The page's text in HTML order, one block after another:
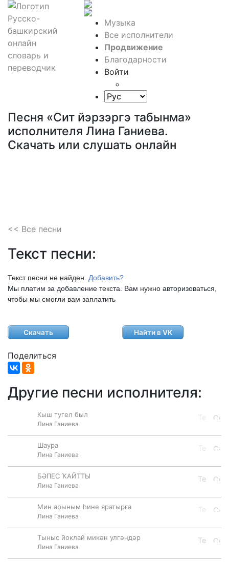
Музыка
Все исполнители
Продвижение
Благодарности
Войти
Песня «Сит йэрзэргэ табынма»
исполнителя Лина Ганиева.
Скачать или слушать онлайн
<< Все песни
Текст песни:
Текст песни не найден. Добавить?
Мы платим за добавление текста. Вам нужно авторизоваться,
чтобы мы смогли вам заплатить
Скачать Найти в VK
Поделиться
Другие песни исполнителя:
Кыш тугел был
Лина Ганиева
Шаура
Лина Ганиева
БӘПЕС ҠАЙТТЫ
Лина Ганиева
Мин арыным һине яратырға
Лина Ганиева
Тыныс йоклай микән улгәндәр
Лина Ганиева